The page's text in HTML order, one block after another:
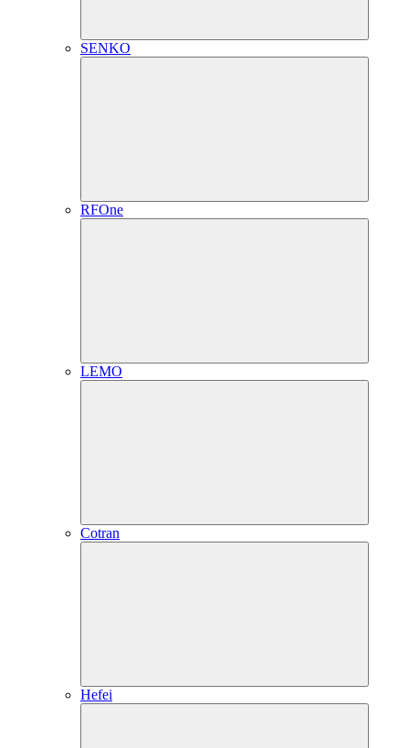
SENKO
RFOne
LEMO
Cotran
Hefei